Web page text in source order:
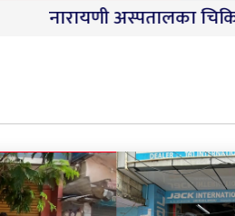
नारायणी अस्पतालका